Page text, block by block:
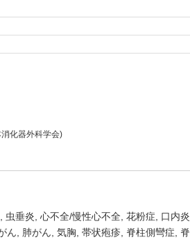
化器外科学会)
虫垂炎 心不全/慢性心不全 花粉症
口内炎
ん 肺がん 気胸 帯状疱疹 脊柱側彎症 脊